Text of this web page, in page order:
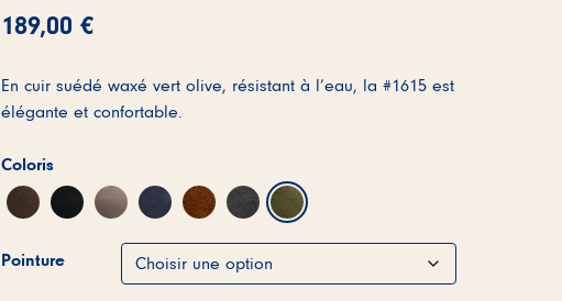
189,00€
En cuir suédé waxé vert olive, résistant à l’eau, la #1615 est
élégante et confortable.
Coloris
Pointure